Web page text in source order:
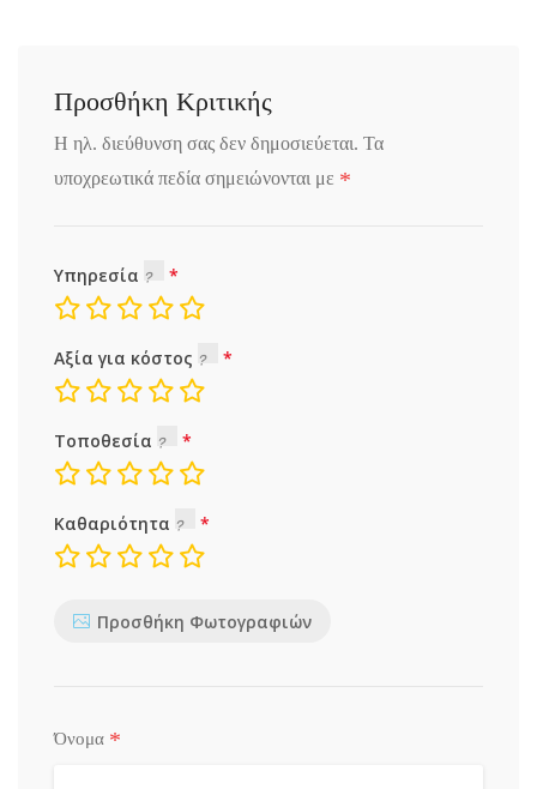
Προσθήκη Κριτικής
Η ηλ. διεύθυνση σας δεν δημοσιεύεται. Τα
υποχρεωτικά πεδία σημειώνονται με *
Υπηρεσία
Αξία για κόστος
Τοποθεσία
Καθαριότητα
Προσθήκη Φωτογραφιών
Όνομα *